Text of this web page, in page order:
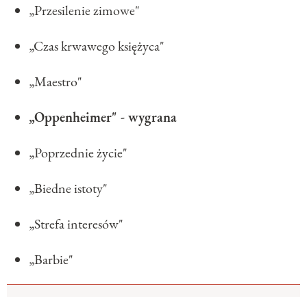
„Przesilenie zimowe"
„Czas krwawego księżyca"
„Maestro"
„Oppenheimer" - wygrana
„Poprzednie życie"
„Biedne istoty"
„Strefa interesów"
„Barbie"